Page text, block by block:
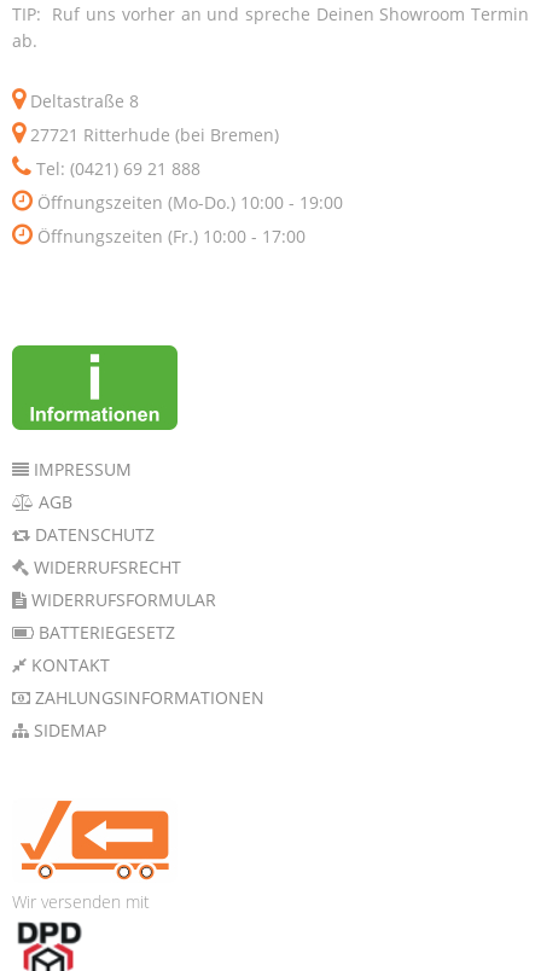
TIP: Ruf uns vorher an und spreche Deinen Showroom Termin
ab.
Deltastraße 8
27721 Ritterhude (bei Bremen)
Tel: (0421) 69 21 888
Öffnungszeiten (Mo-Do.) 10:00 - 19:00
Öffnungszeiten (Fr.) 10:00 - 17:00
IMPRESSUM
AGB
DATENSCHUTZ
WIDERRUFSRECHT
WIDERRUFSFORMULAR
BATTERIEGESETZ
KONTAKT
ZAHLUNGSINFORMATIONEN
SIDEMAP
Wir versenden mit